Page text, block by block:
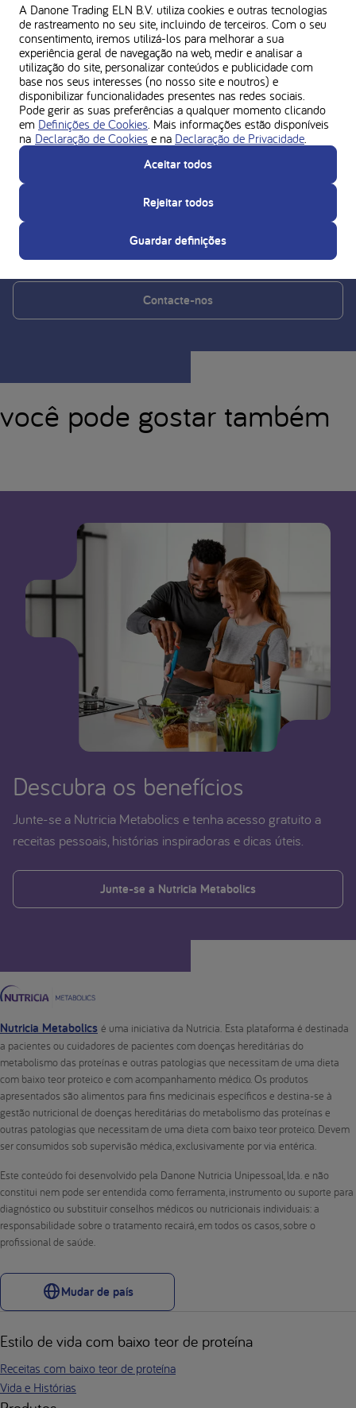
Contacte-nos se tiver alguma
dúvida
Entre em contacto com os nossos especialistas através do
número
dias úteis, entre as 9h e as 19h.
Contacte-nos
você pode gostar também
Descubra os benefícios
Junte-se a Nutricia Metabolics e tenha acesso gratuito a
receitas pessoais, histórias inspiradoras e dicas úteis.
Junte-se a Nutricia Metabolics
Nutricia Metabolics é uma iniciativa da Nutricia. Esta plataforma é destinada
a pacientes ou cuidadores de pacientes com doenças hereditárias do
metabolismo das proteínas e outras patologias que necessitam de uma dieta
com baixo teor proteico e com acompanhamento médico. Os produtos
apresentados são alimentos para fins medicinais específicos e destina-se à
gestão nutricional de doenças hereditárias do metabolismo das proteínas e
outras patologias que necessitam de uma dieta com baixo teor proteico. Devem
ser consumidos sob supervisão médica, exclusivamente por via entérica.
Este conteúdo foi desenvolvido pela Danone Nutricia Unipessoal, lda. e não
constitui nem pode ser entendida como ferramenta, instrumento ou suporte para
diagnóstico ou substituir conselhos médicos ou nutricionais individuais: a
responsabilidade sobre o tratamento recairá, em todos os casos, sobre o
profissional de saúde.
Mudar de país
Estilo de vida com baixo teor de proteína
Receitas com baixo teor de proteína
Vida e Histórias
A Danone Trading ELN B.V. utiliza cookies e outras tecnologias
de rastreamento no seu site, incluindo de terceiros. Com o seu
consentimento, iremos utilizá-los para melhorar a sua
experiência geral de navegação na web, medir e analisar a
utilização do site, personalizar conteúdos e publicidade com
base nos seus interesses (no nosso site e noutros) e
disponibilizar funcionalidades presentes nas redes sociais.
Pode gerir as suas preferências a qualquer momento clicando
em Definições de Cookies . Mais informações estão disponíveis
na Declaração de Cookies e na Declaração de Privacidade
Aceitar todos
Rejeitar todos
Guardar definições